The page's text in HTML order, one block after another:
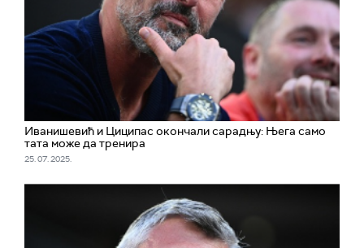
Иванишевић и Циципас окончали сарадњу: Њега само
тата може да тренира
25. 07. 2025.